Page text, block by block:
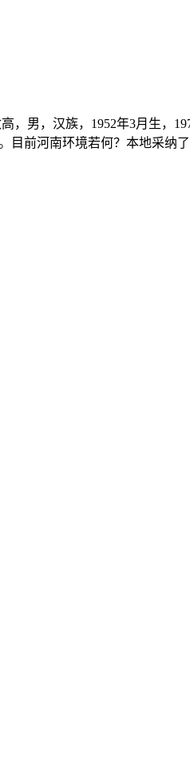
，男，汉族，1952年3月生，
前河南环境若何？本地采纳